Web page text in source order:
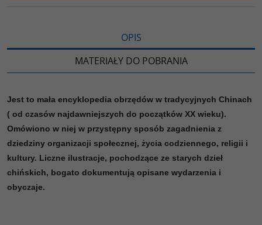
OPIS
MATERIAŁY DO POBRANIA
Jest to mała encyklopedia obrzędów w tradycyjnych Chinach
( od czasów najdawniejszych do początków XX wieku).
Omówiono w niej w przystępny sposób zagadnienia z
dziedziny organizacji społecznej, życia codziennego, religii i
kultury. Liczne ilustracje, pochodzące ze starych dzieł
chińskich, bogato dokumentują opisane wydarzenia i
obyczaje.